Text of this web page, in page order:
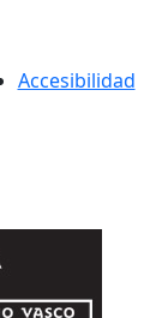
Accesibilidad